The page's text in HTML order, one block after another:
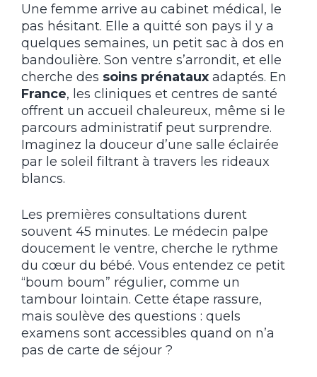
Une femme arrive au cabinet médical, le
pas hésitant. Elle a quitté son pays il y a
quelques semaines, un petit sac à dos en
bandoulière. Son ventre s’arrondit, et elle
cherche des soins prénataux adaptés. En
France, les cliniques et centres de santé
offrent un accueil chaleureux, même si le
parcours administratif peut surprendre.
Imaginez la douceur d’une salle éclairée
par le soleil filtrant à travers les rideaux
blancs.
Les premières consultations durent
souvent 45 minutes. Le médecin palpe
doucement le ventre, cherche le rythme
du cœur du bébé. Vous entendez ce petit
“boum boum” régulier, comme un
tambour lointain. Cette étape rassure,
mais soulève des questions : quels
examens sont accessibles quand on n’a
pas de carte de séjour ?